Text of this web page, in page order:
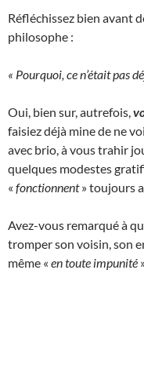
Réfléchissez bien avant
philosophe :
« Pourquoi, ce n’était pas
Oui, bien sur, autrefois,
faisiez déjà mine de ne
avec brio, à vous trahir
quelques modestes
« fonctionnent» toujours
Avez-vous remarqué à
tromper son voisin, son
même « en toute impunité